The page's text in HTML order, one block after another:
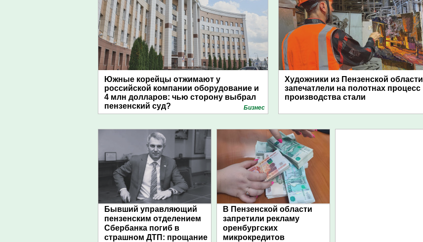
Южные корейцы отжимают у
российской компании оборудование и
4 млн долларов: чью сторону выбрал
пензенский суд?
Бизнес
Художники из Пензенской области
запечатлели на полотнах процесс
производства стали
Бывший управляющий
пензенским отделением
Сбербанка погиб в
страшном ДТП: прощание
В Пензенской области
запретили рекламу
оренбургских
микрокредитов